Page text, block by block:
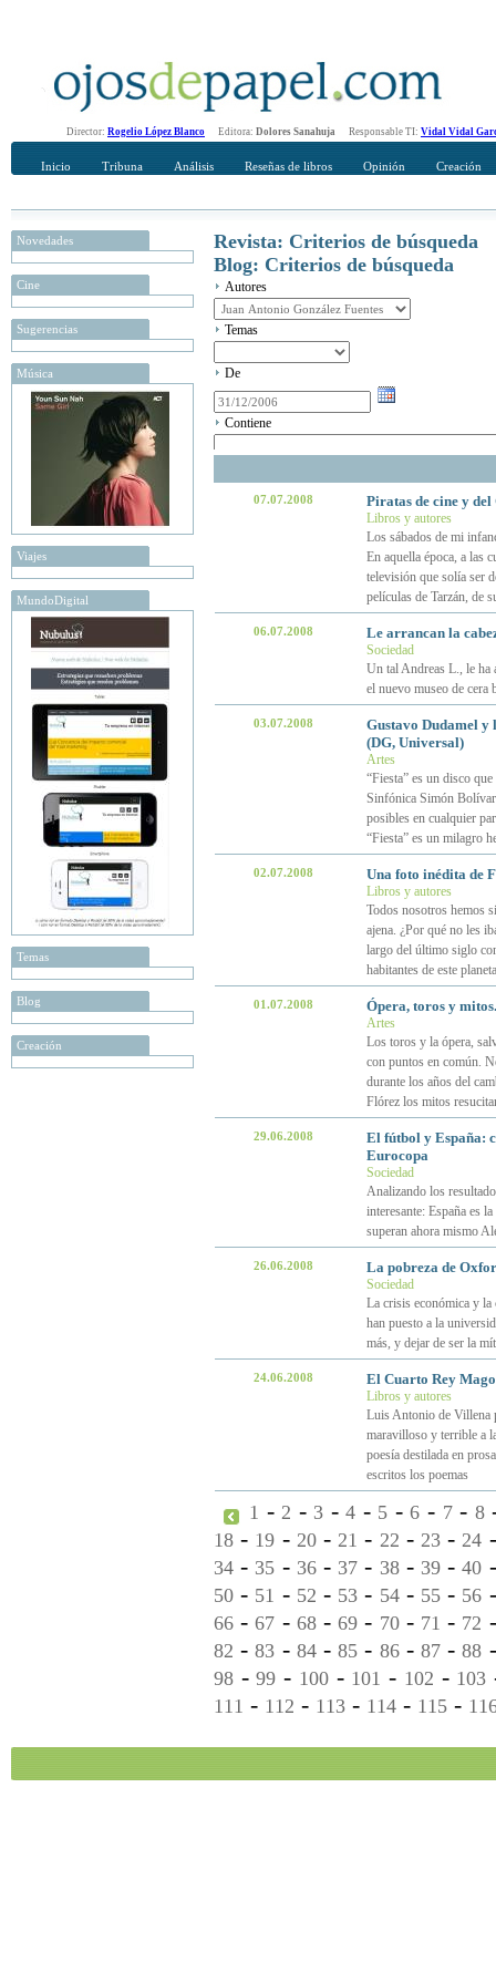
Director: Rogelio López Blanco Editora: Dolores Sanahuja Responsable TI: Vidal Vidal
Inicio Tribuna Análisis Reseñas de libros Opinión Creación
Novedades
Cine
Sugerencias
Música
Viajes
MundoDigital
Temas
Blog
Creación
Revista: Criterios de búsqueda
Blog: Criterios de búsqueda
Autores
Temas
De
Contiene
07.07.2008 Piratas de cine y del
Libros y autores
Los sábados de mi
En aquella época, a las
televisión que solía ser
películas de Tarzán, de
06.07.2008 Le arrancan la
Sociedad
Un tal Andreas L., le ha
el nuevo museo de cera
03.07.2008
Gustavo Dudamel
(DG, Universal)
Artes
“Fiesta” es un disco
Sinfónica Simón
posibles en cualquier
“Fiesta” es un milagro
02.07.2008 Una foto inédita de
Libros y autores
Todos nosotros hemos
ajena. ¿Por qué no les
largo del último siglo
habitantes de este
01.07.2008 Ópera, toros y
Artes
Los toros y la ópera,
con puntos en común.
durante los años del
Flórez los mitos
29.06.2008
El fútbol y España:
Eurocopa
Sociedad
Analizando los
interesante: España es
superan ahora mismo
26.06.2008 La pobreza de
Sociedad
La crisis económica y la
han puesto a la
más, y dejar de ser la
24.06.2008 El Cuarto Rey
Libros y autores
Luis Antonio de Villena
maravilloso y terrible a
poesía destilada en
escritos los poemas
1 -2 - 3 -4 - 5 -6 - 7- 8
18 - 19 - 20-21 - 22 - 23-24
34 - 35 - 36- 37 - 38- 39-40
50 - 51 - 52 - 53 - 54- 55- 56
66 -67 - 68-69 - 70- 71 - 72
82 -83 - 84-85 - 86- 87-88
98 -99 - 100- 101 - 102 - 103
111 - 112 - 113 - 114 - 115 -